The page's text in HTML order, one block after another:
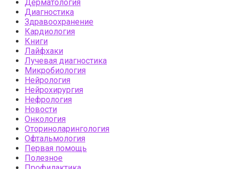
Дерматология
Диагностика
Здравоохранение
Кардиология
Книги
Лайфхаки
Лучевая диагностика
Микробиология
Нейрология
Нейрохирургия
Нефрология
Новости
Онкология
Оториноларингология
Офтальмология
Первая помощь
Полезное